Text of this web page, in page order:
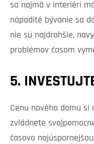
sa najmä v interiéri
nápadité bývanie sa
nie sú najdrahšie,
problémov časom
5.
Cenu nového domu
zvládnete
časovo